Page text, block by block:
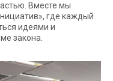
Вместе мы
где каждый
идеями и
закона.